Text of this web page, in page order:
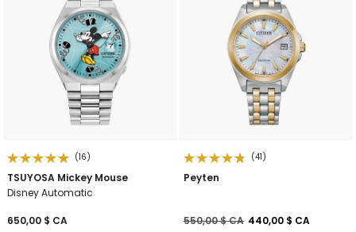
(16)
TSUYOSA Mickey Mouse
Disney Automatic
650,00 $ CA
(41)
Peyten
Prix réduit de
550,00 $ CAà440,00 $ CA